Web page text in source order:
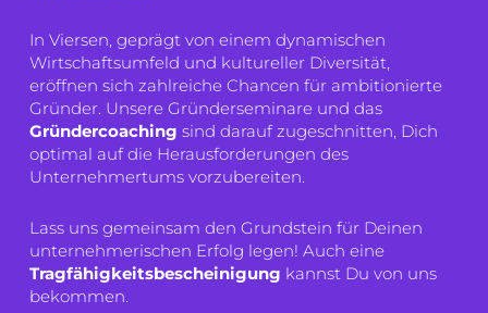
In Viersen, geprägt von einem dynamischen
Wirtschaftsumfeld und kultureller Diversität,
eröffnen sich zahlreiche Chancen für ambitionierte
Gründer. Unsere Gründerseminare und das
Gründercoaching sind darauf zugeschnitten, Dich
optimal auf die Herausforderungen des
Unternehmertums vorzubereiten.
Lass uns gemeinsam den Grundstein für Deinen
unternehmerischen Erfolg legen! Auch eine
Tragfähigkeitsbescheinigung kannst Du von uns
bekommen.